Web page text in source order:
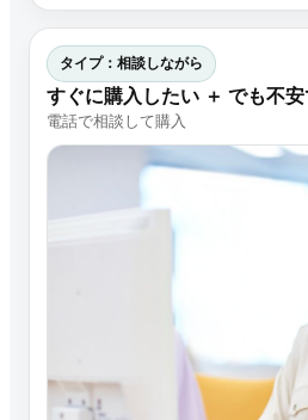
タイプ：相談しながら
すぐに購入したい ＋ でも不
電話で相談して購入